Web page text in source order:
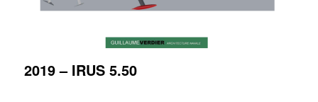
2019 – IRUS 5.50